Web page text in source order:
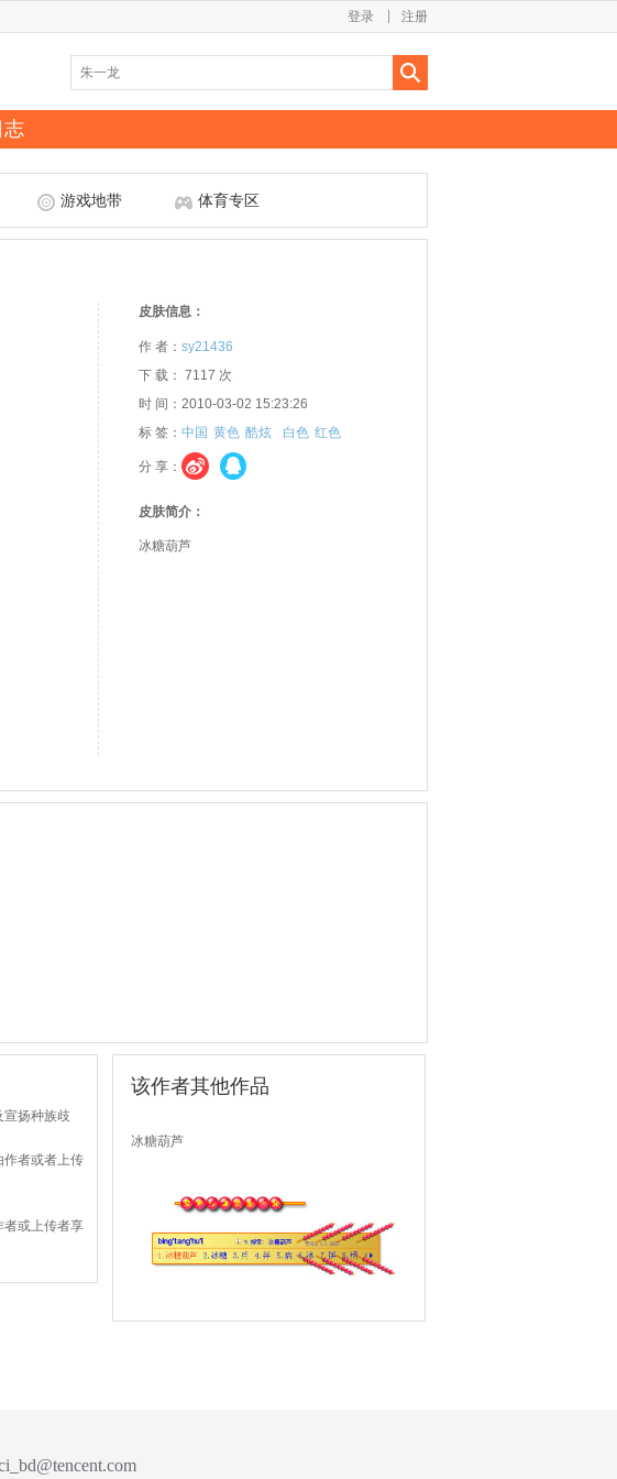
注册
登录
志
游戏地带 体育专区
皮肤信息：
作 者： sy21436
下 载： 7117 次
时 间：2010-03-02 15:23:26
标 签： 中国 黄色 酷炫 白色 红色
分 享：
皮肤简介：
冰糖葫芦
扬种族歧
作者或者上传
者或上传者享
该作者其他作品
冰糖葫芦